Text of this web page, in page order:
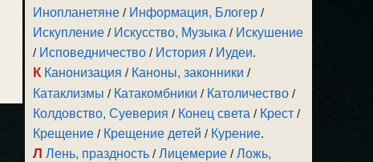
Инопланетяне / Информация, Блогер /
Искупление / Искусство, Музыка / Искушение
/ Исповедничество / История / Иудеи.
К Канонизация / Каноны, законники /
Катаклизмы / Катакомбники / Католичество /
Колдовство, Суеверия / Конец света / Крест /
Крещение / Крещение детей / Курение.
Л Лень, праздность /Лицемерие /Ложь,